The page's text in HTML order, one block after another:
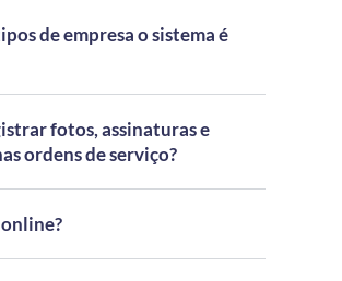
de empresa o sistema é
fotos, assinaturas e
ordens de serviço?